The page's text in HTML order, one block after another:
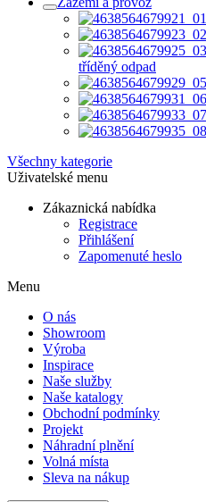
tříděný odpad
Všechny kategorie
Uživatelské menu
Zákaznická nabídka
Registrace
Přihlášení
Zapomenuté heslo
Menu
O nás
Showroom
Výroba
Inspirace
Naše služby
Naše katalogy
Obchodní podmínky
Projekt
Náhradní plnění
Volná místa
Sleva na nákup